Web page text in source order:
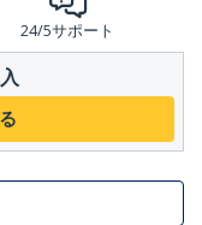
24/5サポート